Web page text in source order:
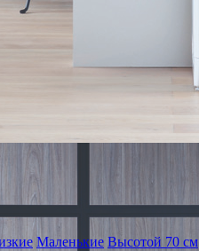
Маленькие Высотой 70 см